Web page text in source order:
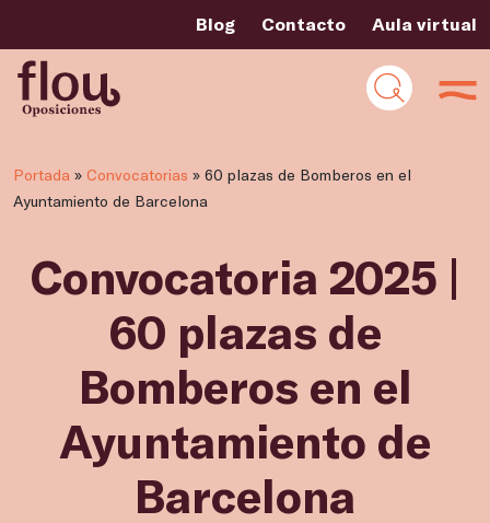
Blog Contacto Aula virtual
Portada » Convocatorias » 60 plazas de Bomberos en el
Ayuntamiento de Barcelona
Convocatoria 2025 |
60 plazas de
Bomberos en el
Ayuntamiento de
Barcelona